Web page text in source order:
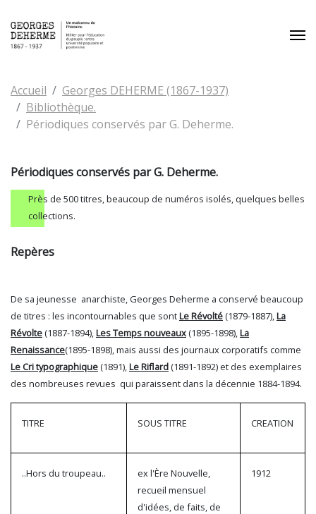
Accueil
Georges DEHERME (1867-1937)
Bibliothèque.
Périodiques conservés par G. Deherme.
Périodiques conservés par G. Deherme.
Près de 500 titres, beaucoup de numéros isolés, quelques belles
collections.
Repères
De sa jeunesse anarchiste, Georges Deherme a conservé beaucoup
de titres : les incontournables que sontLe Révolté (1879-1887),La
Révolte (1887-1894),Les Temps nouveaux (1895-1898),La
Renaissance(1895-1898), mais aussi des journaux corporatifs comme
Le Cri typographique (1891),Le Riflard (1891-1892) et des exemplaires
des nombreuses revues qui paraissent dans la décennie 1884-1894.
TITRE SOUS TITRE CREATION
..Hors du troupeau..
ex l'Ère Nouvelle,
recueil mensuel
d'idées, de faits, de
1912